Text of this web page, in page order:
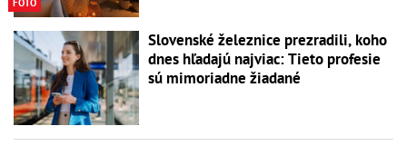
FOTO
Slovenské železnice prezradili, koho
dnes hľadajú najviac: Tieto profesie
sú mimoriadne žiadané